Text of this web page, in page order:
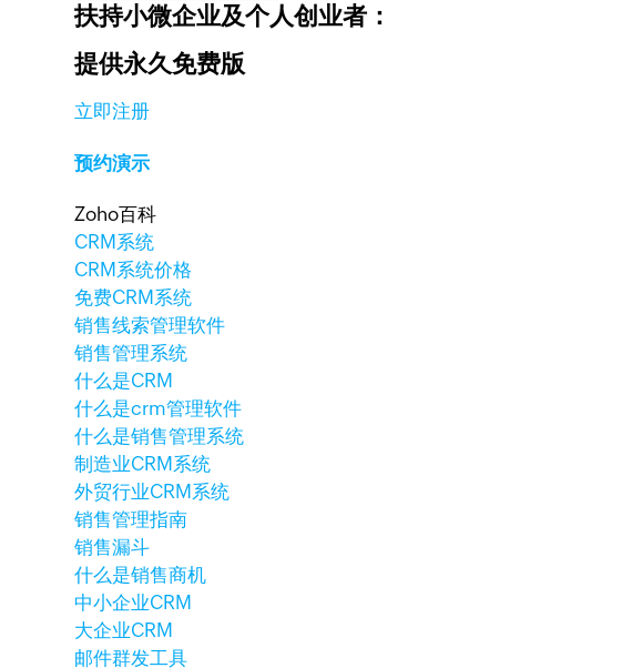
扶持小微企业及个人创业者：
提供永久免费版
立即注册
预约演示
Zoho百科
CRM系统
CRM系统价格
免费CRM系统
销售线索管理软件
销售管理系统
什么是CRM
什么是crm管理软件
什么是销售管理系统
制造业CRM系统
外贸行业CRM系统
销售管理指南
销售漏斗
什么是销售商机
中小企业CRM
大企业CRM
邮件群发工具